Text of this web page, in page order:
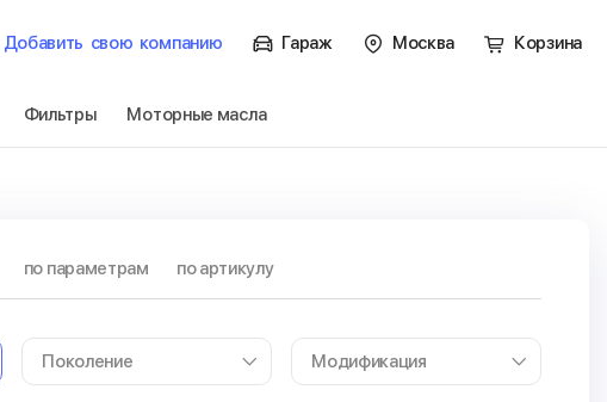
Добавить свою компанию Гараж Москва Корзина
Фильтры Моторные масла
по параметрам по артикулу